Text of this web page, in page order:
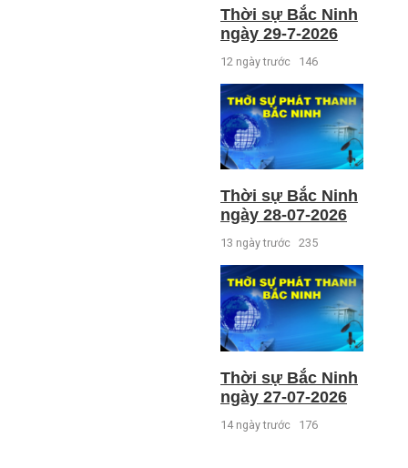
Thời sự Bắc Ninh
ngày 29-7-2026
12 ngày trước 146
Thời sự Bắc Ninh
ngày 28-07-2026
13 ngày trước 235
Thời sự Bắc Ninh
ngày 27-07-2026
14 ngày trước 176